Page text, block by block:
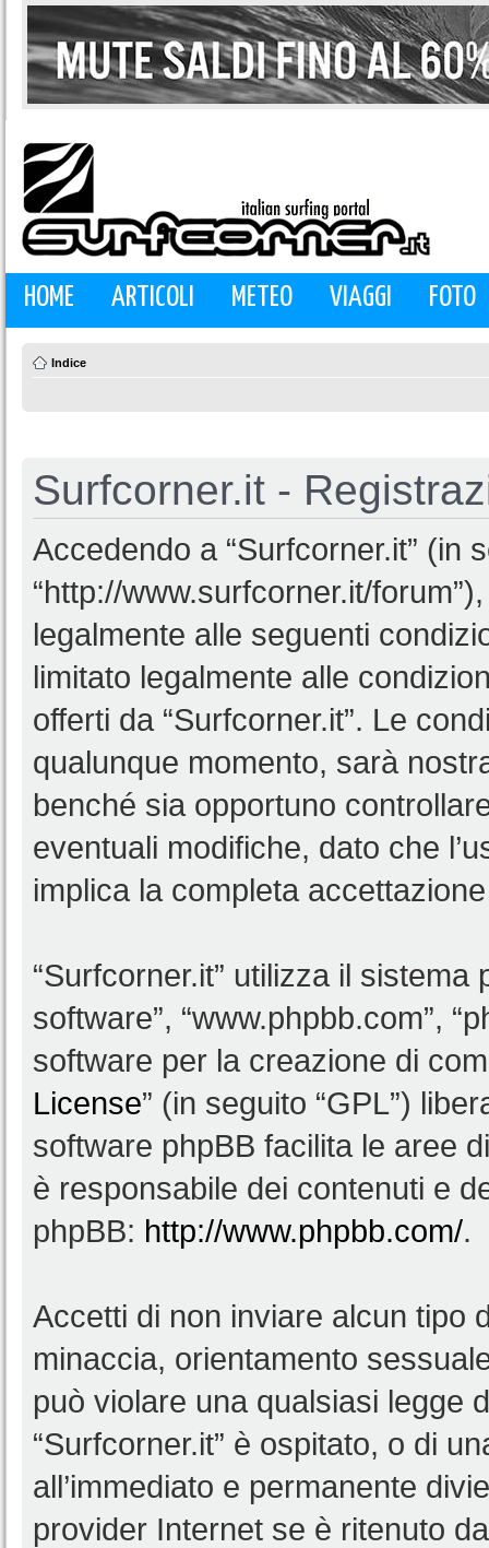
HOME ARTICOLI METEO VIAGGI FOTO
Indice
Surfcorner.it -
Accedendo a “Surfcorner.it” (in
“http://www.surfcorner.it/
legalmente alle seguenti
limitato legalmente alle
offerti da “Surfcorner.it”. Le
qualunque momento, sarà
benché sia opportuno
eventuali modifiche, dato che
implica la completa
“Surfcorner.it” utilizza il sistema
software”, “www.phpbb.com”,
software per la creazione di
License” (in seguito “GPL”)
software phpBB facilita le aree
è responsabile dei contenuti e
phpBB: http://www.phpbb.com/.
Accetti di non inviare alcun tipo
minaccia, orientamento
può violare una qualsiasi legge
“Surfcorner.it” è ospitato, o di
all’immediato e permanente
provider Internet se è ritenuto